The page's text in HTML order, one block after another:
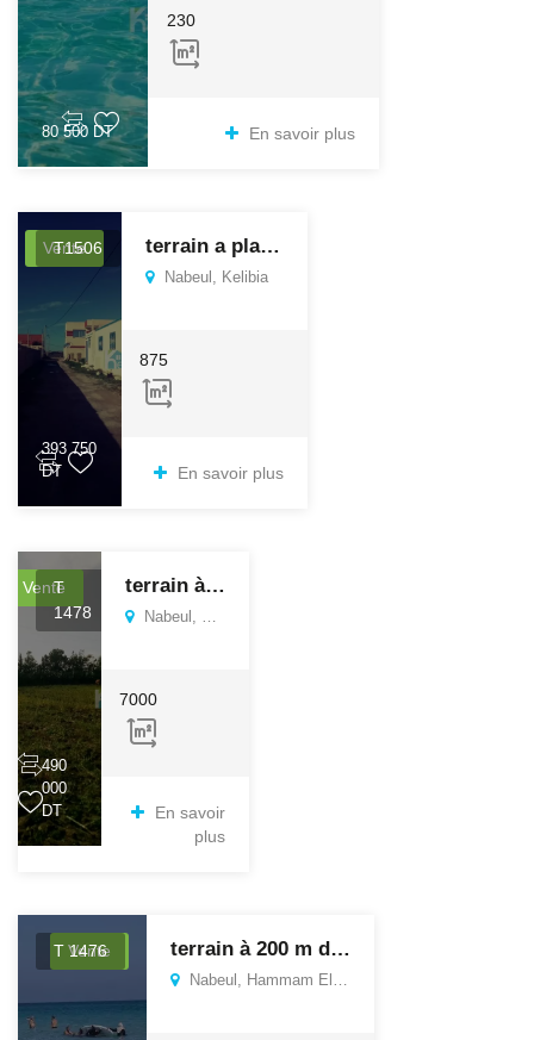
80 500 DT
230
En savoir plus
Vente
T1506
393 750
DT
terrain a plage ain grenze
Nabeul, Kelibia
875
En savoir plus
Vente
T
1478
490
000
DT
terrain à kerkouane
Nabeul, Kelibia
7000
En savoir
plus
Vente
T 1476 terrain à 200 m de la plage zahra
Nabeul, Hammam El Ghezaz